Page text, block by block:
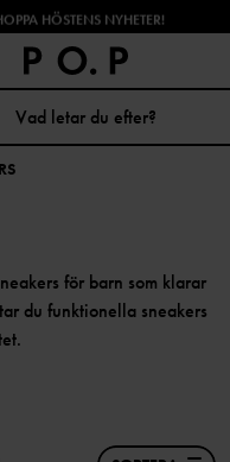
HÖSTENS NYHETER!
för barn som klarar
du funktionella sneakers